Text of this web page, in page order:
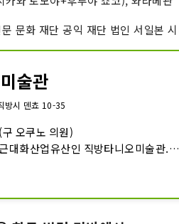
문화 재단 공익 재단 법인 서일본
술관
방시 덴쵸 10-35
오쿠노 의원)
대화산업유산인 직방타니오미술관.
해 모던한 분위기를 연출한 세련된